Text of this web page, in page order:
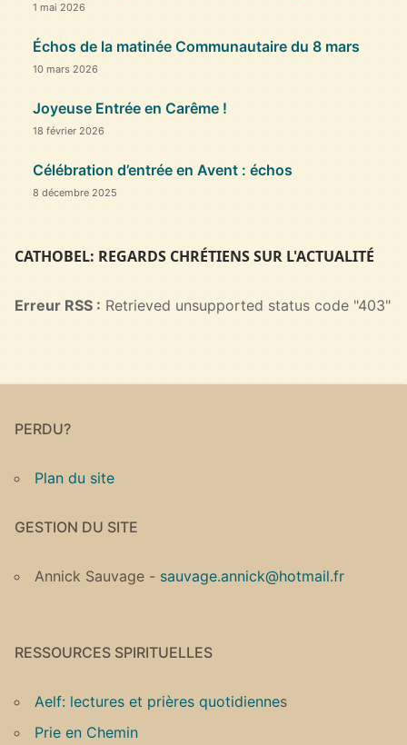
1 mai 2026
Échos de la matinée Communautaire du 8 mars
10 mars 2026
Joyeuse Entrée en Carême !
18 février 2026
Célébration d’entrée en Avent : échos
8 décembre 2025
CATHOBEL: REGARDS CHRÉTIENS SUR L'ACTUALITÉ
Erreur RSS : Retrieved unsupported status code "403"
PERDU?
Plan du site
GESTION DU SITE
Annick Sauvage - sauvage.annick@hotmail.fr
RESSOURCES SPIRITUELLES
Aelf: lectures et prières quotidiennes
Prie en Chemin